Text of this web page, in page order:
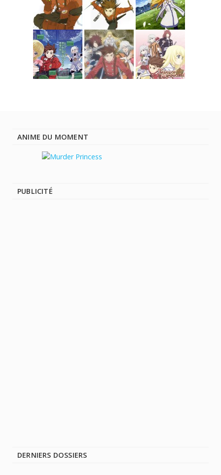
ANIME DU MOMENT
PUBLICITÉ
DERNIERS DOSSIERS